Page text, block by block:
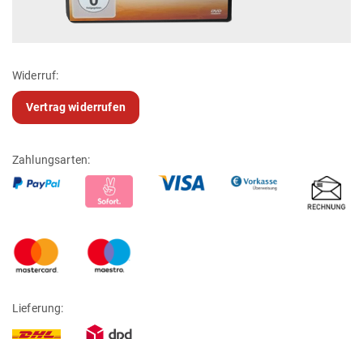
Widerruf:
Vertrag widerrufen
Zahlungsarten:
Lieferung: